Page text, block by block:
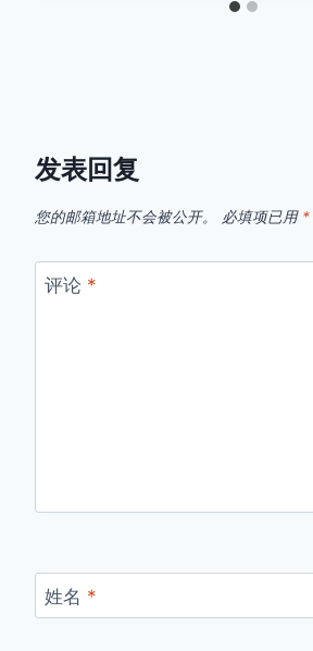
发表回复
您的邮箱地址不会被公开。 必填项已用 *
评论 *
姓名 *